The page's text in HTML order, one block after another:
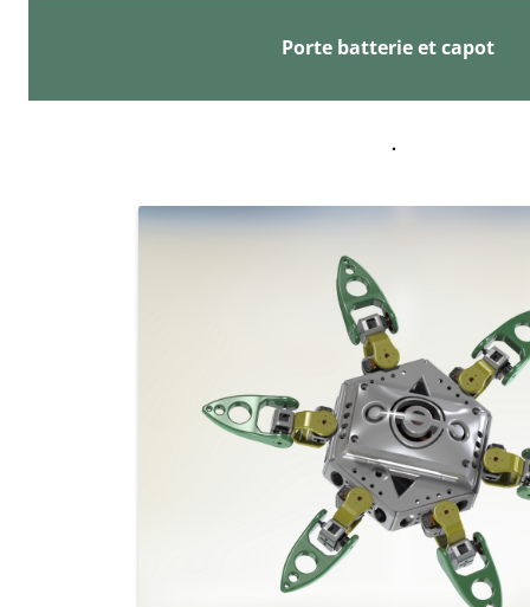
Porte batterie et capot
.